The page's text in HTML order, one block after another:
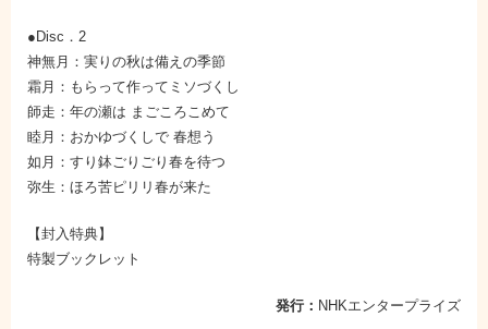
●Disc．2
神無月：実りの秋は備えの季節
霜月：もらって作ってミソづくし
師走：年の瀬は まごころこめて
睦月：おかゆづくしで 春想う
如月：すり鉢ごりごり春を待つ
弥生：ほろ苦ピリリ春が来た
【封入特典】
特製ブックレット
発行： NHKエンタープライズ